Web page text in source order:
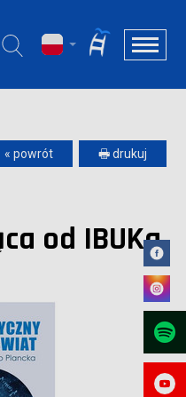
« powrót 🖶 drukuj
od IBUKa